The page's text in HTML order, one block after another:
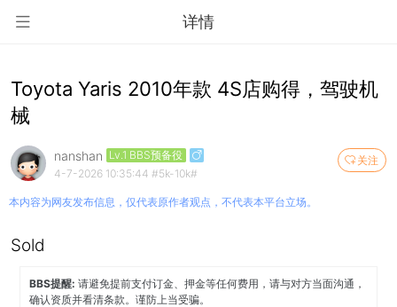
详情
Toyota Yaris 2010年款 4S店购得，驾驶机
械
关注
nanshan Lv.1 BBS预备役
4-7-2026 10:35:44 #5k-10k#
本内容为网友发布信息，仅代表原作者观点，不代表本平台立场。
Sold
BBS提醒:请避免提前支付订金、押金等任何费用，请与对方当面沟通，
确认资质并看清条款。谨防上当受骗。